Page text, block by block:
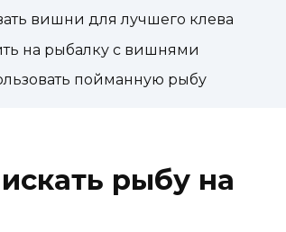
вишни для лучшего клева
на рыбалку с вишнями
пойманную рыбу
рыбу на